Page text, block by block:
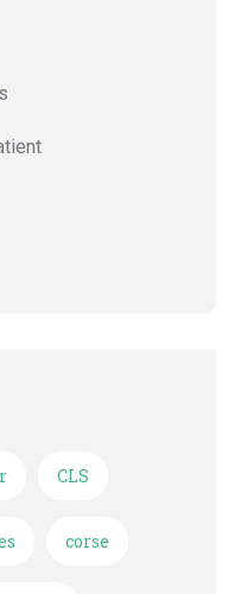
CLS
corse